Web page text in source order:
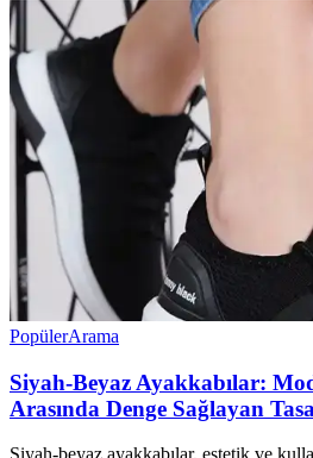
PopülerArama
Siyah-Beyaz Ayakkabılar:
Arasında Denge Sağlayan